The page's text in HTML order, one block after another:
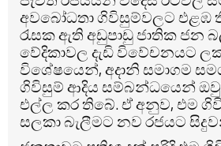
අවබෝධතා ගිවිසුම්වලට එළඹ
රැසක ඇති අඩුපාඩු ජාතික ජන
වේදිකාවල දැඩි විවේචනයට
විශේෂයෙන්, අදානි සමාගම
ගිවිසුම් ආදිය සම්බන්ධයෙන්
එල්ල කර තිබේ. ඒ අනුව, එම
සලකා බැලීමට නව රජයට